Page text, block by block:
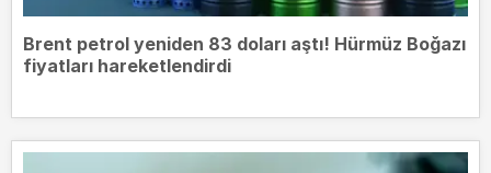
Brent petrol yeniden 83 doları aştı! Hürmüz Boğazı
fiyatları hareketlendirdi